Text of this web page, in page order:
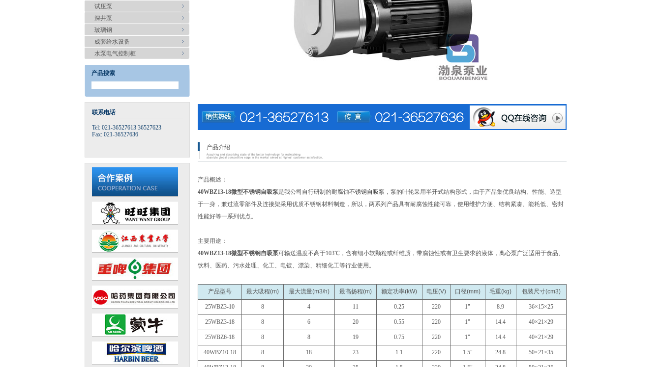
试压泵
深井泵
玻璃钢
成套给水设备
水泵电气控制柜
产品搜索
联系电话
Tel: 021-36527613 36527623
Fax: 021-36527636
产品介绍
产品概述：
40WBZ13-18微型不锈钢自吸泵是我公司自行研制的耐腐蚀不锈钢自吸泵 ，泵的叶轮采用半开式结构形式，由于产品集优良结构、性能、造型
于一身，兼过流零部件及连接架采用优质不锈钢材料制造，所以，两系列产品具有耐腐蚀性能可靠，使用维护方便、结构紧凑、能耗低、密封
性能好等一系列优点。
主要用途：
40WBZ13-18微型不锈钢自吸泵可输送温度不高于103℃，含有细小软颗粒或纤维质，带腐蚀性或有卫生要求的液体， 离心泵广泛适用于食品、
饮料、医药、污水处理、化工、电镀、漂染、精细化工等行业使用。
产品型号 最大吸程(m) 最大流量(m3/h) 最高扬程(m) 额定功率(kW) 电压(V) 口径(mm) 毛重(kg) 包装尺寸(cm3)
25WBZ3-10 8 4 11 0.25 220 1" 8.9 36×15×25
25WBZ3-18 8 6 20 0.55 220 1" 14.4 40×21×29
25WBZ6-18 8 8 19 0.75 220 1" 14.4 40×21×29
40WBZ10-18 8 18 23 1.1 220 1.5" 24.8 50×21×35